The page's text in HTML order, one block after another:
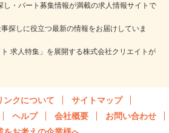
し・パート募集情報が満載の求人情報サイトで
探しに役立つ最新の情報をお届けしていま
求人特集」を展開する株式会社クリエイトが
ンクについて
サイトマップ
ヘルプ 会社概要
お問い合わせ